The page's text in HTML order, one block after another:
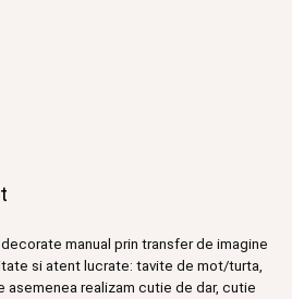
manual prin transfer de imagine
si atent lucrate: tavite de mot/turta,
asemenea realizam cutie de dar, cutie